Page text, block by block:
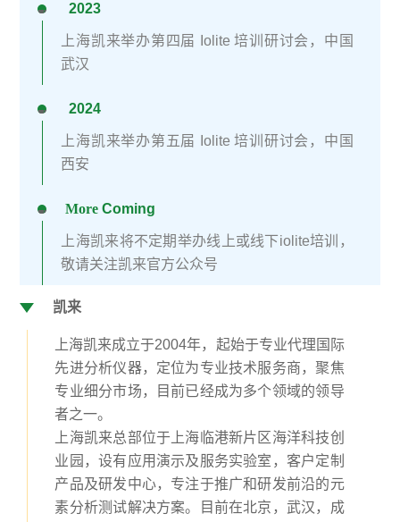
<svg style="float:left;line-height:0;width:0;vertical-align:top;" viewbox="0 0 1 1"></svg>2023
上海凯来举办第四届 Iolite 培训研讨会，中国
武汉
<svg style="float:left;line-height:0;width:0;vertical-align:top;" viewbox="0 0 1 1"></svg>2024
上海凯来举办第五届 Iolite 培训研讨会，中国
西安
<svg style="float:left;line-height:0;width:0;vertical-align:top;" viewbox="0 0 1 1"></svg>MoreComing
上海凯来将不定期举办线上或线下iolite培训，
敬请关注凯来官方公众号
<svg style="float:left;line-height:0;width:0;vertical-align:top;" viewbox="0 0 1 1"></svg>凯来
上海凯来成立于2004年，起始于专业代理国际
先进分析仪器，定位为专业技术服务商，聚焦
专业细分市场，目前已经成为多个领域的领导
者之一。
上海凯来总部位于上海临港新片区海洋科技创
业园，设有应用演示及服务实验室，客户定制
产品及研发中心，专注于推广和研发前沿的元
素分析测试解决方案。目前在北京，武汉，成